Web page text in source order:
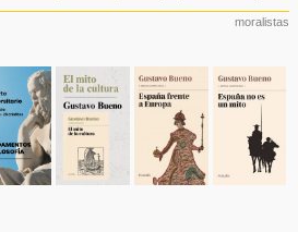
moralistas